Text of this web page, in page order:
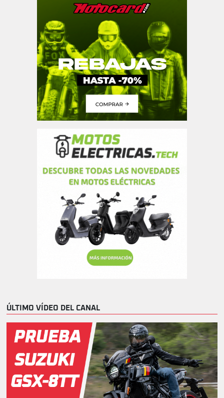
ÚLTIMO VÍDEO DEL CANAL